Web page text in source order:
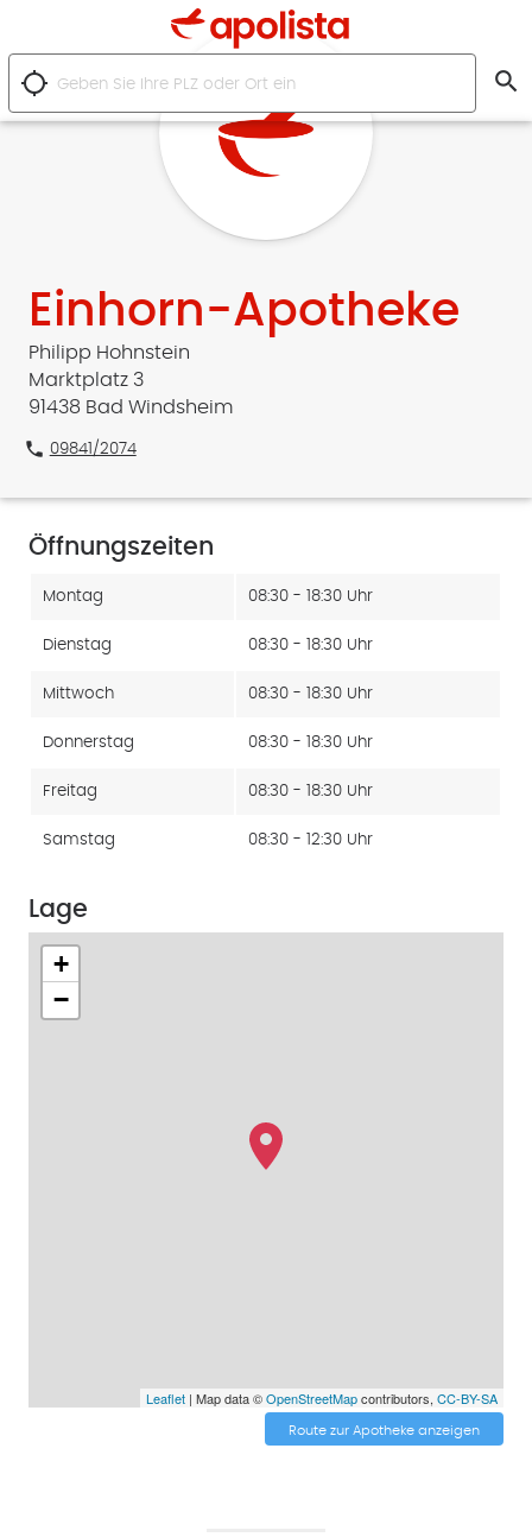
location_searching search
Einhorn-Apotheke
Philipp Hohnstein
Marktplatz 3
91438 Bad Windsheim
phone 09841/2074
Öffnungszeiten
Montag 08:30 - 18:30 Uhr
Dienstag 08:30 - 18:30 Uhr
Mittwoch 08:30 - 18:30 Uhr
Donnerstag 08:30 - 18:30 Uhr
Freitag 08:30 - 18:30 Uhr
Samstag 08:30 - 12:30 Uhr
Lage
+
−
Leaflet| Map data ©OpenStreetMapcontributors, CC-BY-SA
Route zur Apotheke anzeigen